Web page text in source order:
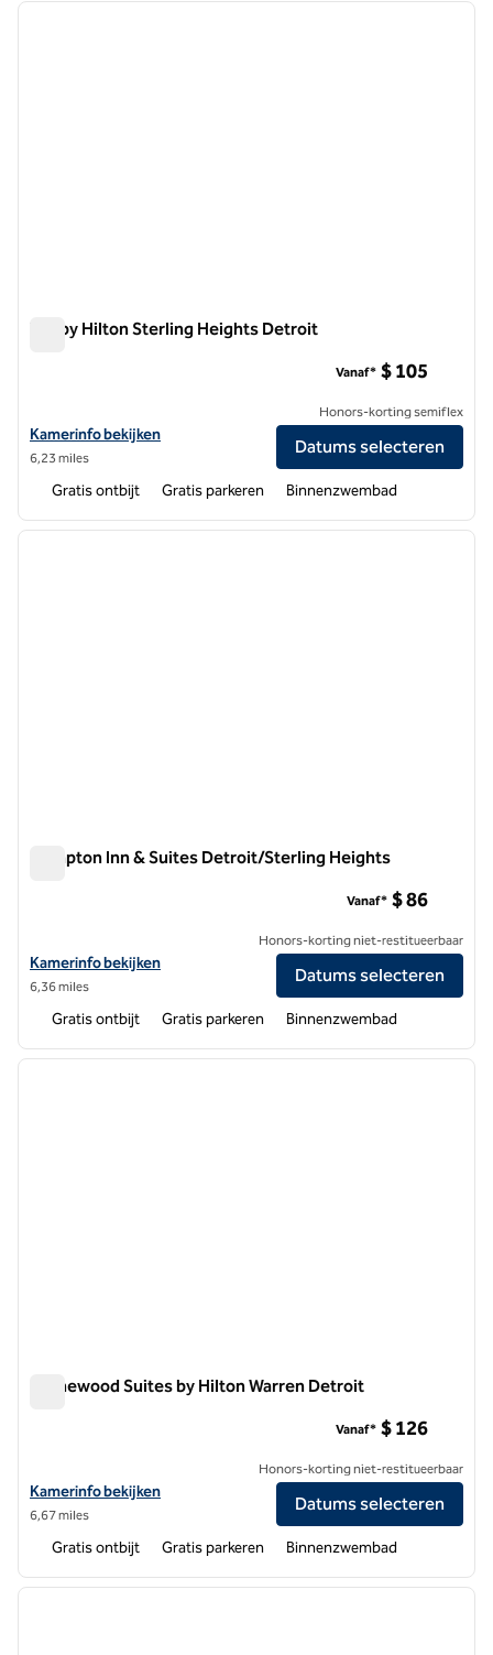
1 van 9
Tru by Hilton Sterling Heights Detroit
Bekijk hoteldetails voor Tru by Hilton Sterling Heights Detroit
Kamerinfo bekijken
6,23 miles
Vanaf* $ 105
Honors-korting semiflex
Datums selecteren
Gratis ontbijt Gratis parkeren Binnenzwembad
1 van 12
Hampton Inn & Suites Detroit/Sterling Heights
Bekijk hoteldetails voor Hampton Inn & Suites Detroit/Sterling
Kamerinfo bekijken
6,36 miles
Vanaf* $ 86
Honors-korting niet-restitueerbaar
Datums selecteren
Gratis ontbijt Gratis parkeren Binnenzwembad
1 van 12
Homewood Suites by Hilton Warren Detroit
Bekijk hoteldetails voor Homewood Suites by Hilton Warren Detroit
Kamerinfo bekijken
6,67 miles
Vanaf* $ 126
Honors-korting niet-restitueerbaar
Datums selecteren
Gratis ontbijt Gratis parkeren Binnenzwembad
1 van 12